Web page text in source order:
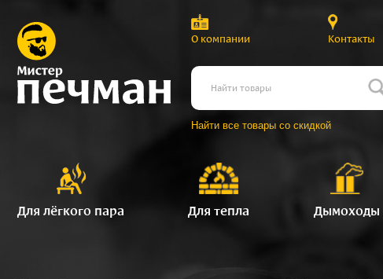
О компании Контакты
Найти все товары со скидкой
Для лёгкого пара Для тепла Дымоходы